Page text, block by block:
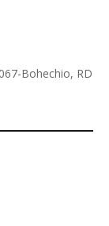
Bohechio, RD